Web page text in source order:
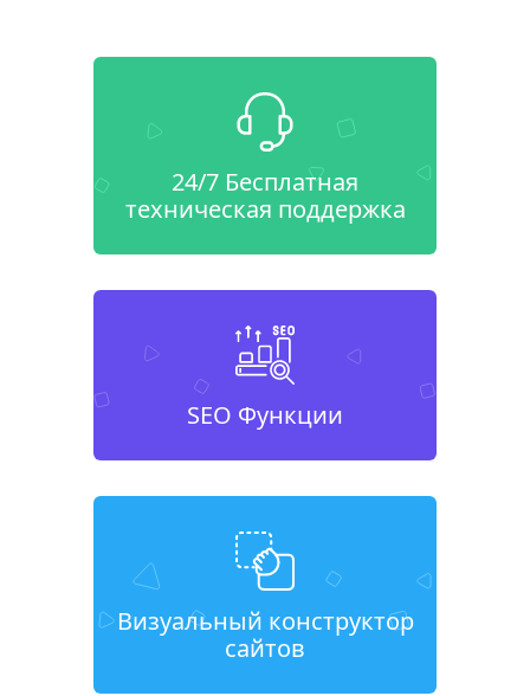
24/7 Бесплатная
техническая поддержка
SEO Функции
Визуальный конструктор
сайтов